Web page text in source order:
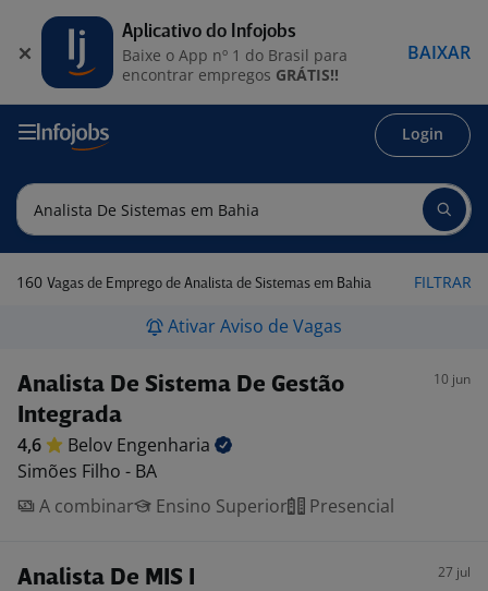
Login
160 Vagas de Emprego de Analista de Sistemas em Bahia FILTRAR
Ativar Aviso de Vagas
Analista De Sistema De Gestão
Integrada
10 jun
4,6 Belov Engenharia
Simões Filho - BA
A combinar
Ensino Superior Presencial
Analista De MIS I 27 jul
Aplicativo do Infojobs
Baixe o App nº 1 do Brasil para
encontrar empregos GRÁTIS!!
BAIXAR